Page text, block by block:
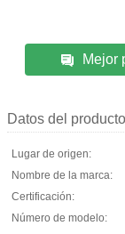
Mejor
Datos del producto
Lugar de origen:
Nombre de la marca:
Certificación:
Número de modelo: